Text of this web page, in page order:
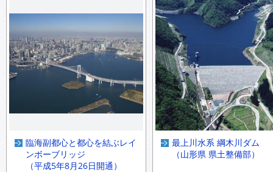
臨海副都心と都心を結ぶレイ
ンボーブリッジ
（平成5年8月26日開通）
最上川水系 綱木川ダム
（山形県 県土整備部）